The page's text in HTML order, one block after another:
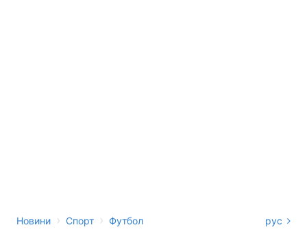
Новини › Спорт › Футбол рус